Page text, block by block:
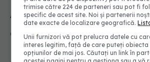
Arsurile la stomac,
contactați un medic
trimise către 224 de parteneri sau pot fi
specific de acest site. Noi și partenerii
date exacte de localizare geografică.
Unii furnizori vă pot prelucra datele cu
interes legitim, față de care puteți
opțiunilor de mai jos. Căutați un link în